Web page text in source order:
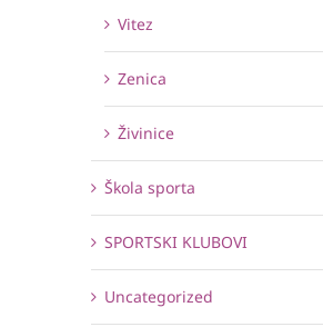
Vitez
Zenica
Živinice
Škola sporta
SPORTSKI KLUBOVI
Uncategorized